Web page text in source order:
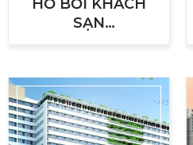
HỒ BƠI KHÁCH
SẠN